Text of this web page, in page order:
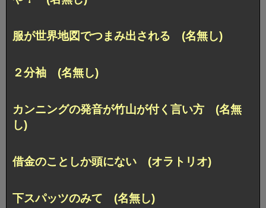
服が世界地図でつまみ出される (名無し)
２分袖 (名無し)
カンニングの発音が竹山が付く言い方 (名無
し)
借金のことしか頭にない (オラトリオ)
下スパッツのみて (名無し)